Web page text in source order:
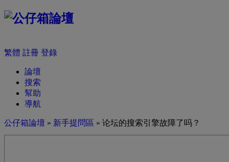
繁體 註冊 登錄
論壇
搜索
幫助
導航
公仔箱論壇 » 新手提問區 » 论坛的搜索引擎故障了吗？